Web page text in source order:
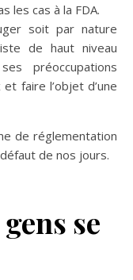
les cas à la FDA.
soit par nature
de haut niveau
préoccupations
faire l’objet d’une
de réglementation
de nos jours.
se